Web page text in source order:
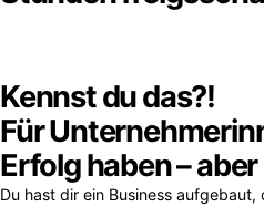
Kennst du das?!
Für
Erfolg haben – aber
Du hast dir ein Business